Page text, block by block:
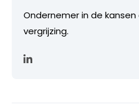
Ondernemer in de
vergrijzing.